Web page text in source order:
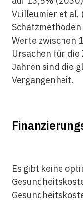
Vuilleumier et al.
Werte zwischen
Ursachen für die
Jahren sind die
Vergangenheit.
Es gibt keine